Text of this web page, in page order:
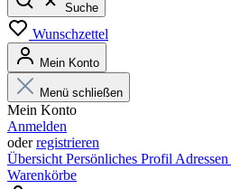
Suche
Wunschzettel
Mein Konto
Menü schließen
Mein Konto
Anmelden
oderregistrieren
Übersicht Persönliches Profil Adressen
Warenkörbe